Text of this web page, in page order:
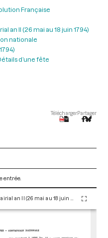
Française
an II (26 mai au 18 juin 1794)
nationale
d’une fête
TéléchargerPartager
entrée.